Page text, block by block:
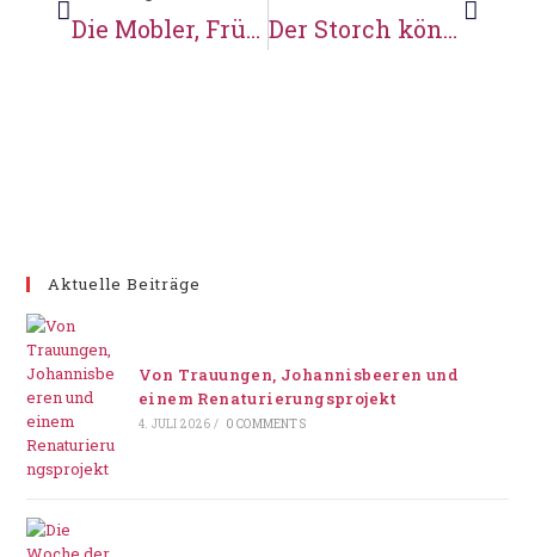
Die Mobler, Frühjahrsputz und vieles mehr Der Storch könnte uns das schönste Osterei schenken
Aktuelle Beiträge
Von Trauungen, Johannisbeeren und
einem Renaturierungsprojekt
4. JULI 2026 / 0 COMMENTS